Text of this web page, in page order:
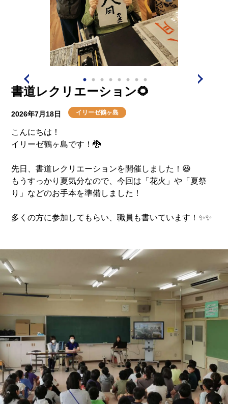
書道レクリエーション🌻
2026年7月18日 イリーゼ鶴ヶ島
こんにちは！
イリーゼ鶴ヶ島です！🐉
先日、書道レクリエーションを開催しました！😆
もうすっかり夏気分なので、今回は「花火」や「夏祭
り」などのお手本を準備しました！
多くの方に参加してもらい、職員も書いています！✨✨